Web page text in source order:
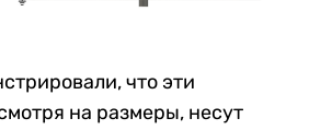
что эти
на размеры, несут